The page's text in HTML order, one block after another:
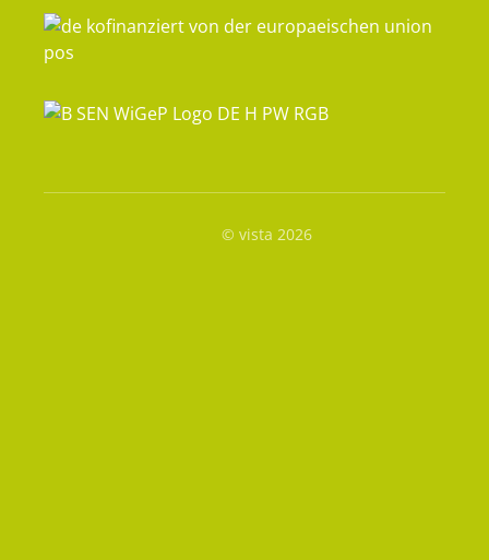
© vista 2026